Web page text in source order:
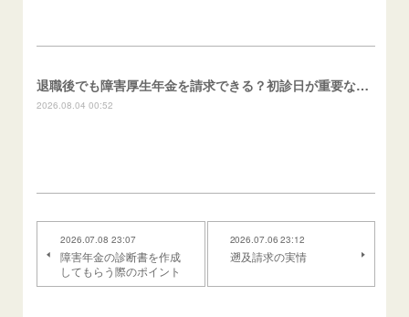
退職後でも障害厚生年金を請求できる？初診日が重要な理由
2026.08.04 00:52
2026.07.08 23:07
障害年金の診断書を作成
してもらう際のポイント
2026.07.06 23:12
遡及請求の実情